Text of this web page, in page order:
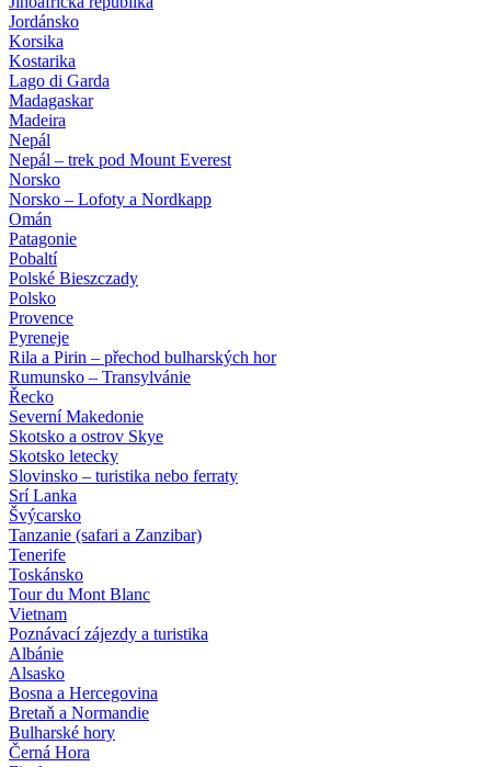
Jordánsko
Korsika
Kostarika
Lago di Garda
Madagaskar
Madeira
Nepál
Nepál – trek pod Mount Everest
Norsko
Norsko – Lofoty a Nordkapp
Omán
Patagonie
Pobaltí
Polské Bieszczady
Polsko
Provence
Pyreneje
Rila a Pirin – přechod bulharských hor
Rumunsko – Transylvánie
Řecko
Severní Makedonie
Skotsko a ostrov Skye
Skotsko letecky
Slovinsko – turistika nebo ferraty
Srí Lanka
Švýcarsko
Tanzanie (safari a Zanzibar)
Tenerife
Toskánsko
Tour du Mont Blanc
Vietnam
Poznávací zájezdy a turistika
Albánie
Alsasko
Bosna a Hercegovina
Bretaň a Normandie
Bulharské hory
Černá Hora